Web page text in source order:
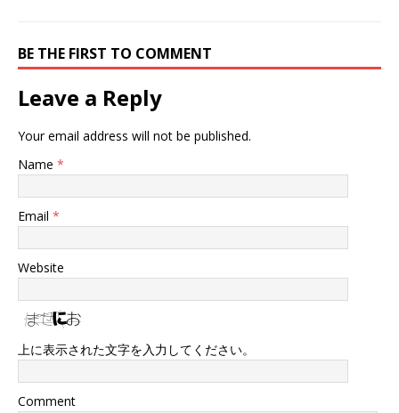
BE THE FIRST TO COMMENT
Leave a Reply
Your email address will not be published.
Name *
Email *
Website
上に表示された文字を入力してください。
Comment